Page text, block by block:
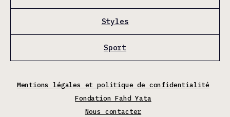
Styles
Sport
Mentions légales et politique de confidentialité
Fondation Fahd Yata
Nous contacter